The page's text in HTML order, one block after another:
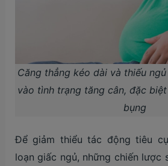
Căng thẳng kéo dài và thiếu
vào tình trạng tăng cân, đặc
bụng
Để giảm thiểu tác động tiêu
loạn giấc ngủ, những chiến lược